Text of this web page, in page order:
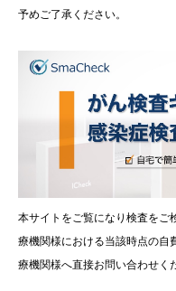
予めご了承ください。
本サイトをご覧になり検査をご
療機関様における当該時点の自
療機関様へ直接お問い合わせく